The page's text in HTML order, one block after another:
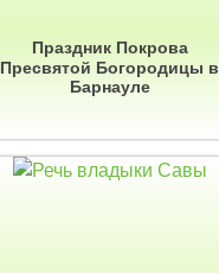
Праздник Покрова
Пресвятой Богородицы в
Барнауле